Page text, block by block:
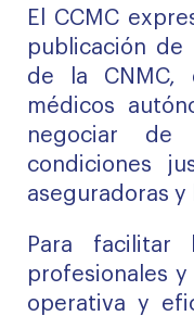
El CCMC
publicación
de la CNMC,
médicos
negociar de
condiciones
aseguradoras
Para facilitar
profesionales
operativa y